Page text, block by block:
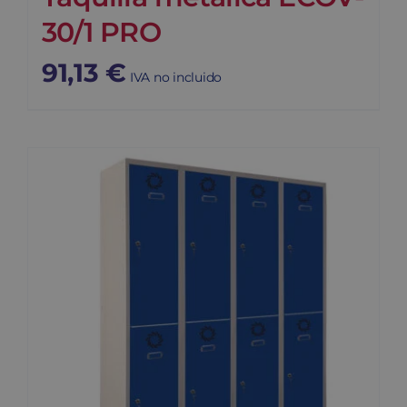
30/1 PRO
91,13 € IVA no incluido